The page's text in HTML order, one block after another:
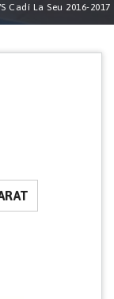
Cadí La Seu 2016-2017